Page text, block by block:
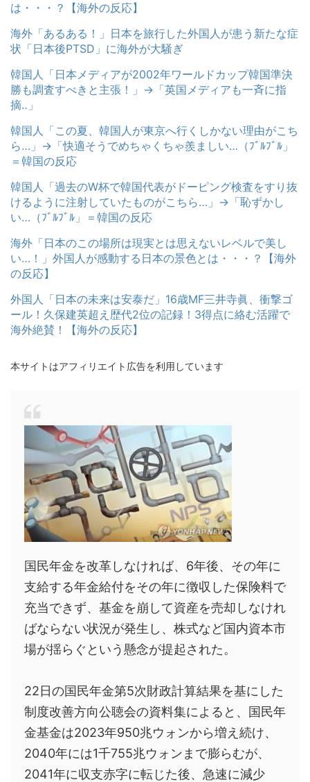
は・・・？【海外の反応】
海外「あるある！」日本を旅行した外国人が患う新たな症
状「日本後PTSD」に海外が大騒ぎ
韓国人「日本メディアが2002年ワールドカップ韓国準決
勝も調査すべきと主張！」→「英国メディアも一斉に指
摘‥」
韓国人「この夏、韓国人が東京へ行くしかない理由がこち
ら…」→「快適そうでめちゃくちゃ羨ましい…（ﾌﾞﾙﾌﾞﾙ」
＝韓国の反応
韓国人「過去のW杯で韓国代表がドーピング検査をすり抜
けるように注射していたものがこちら…」→「恥ずかし
い…（ﾌﾞﾙﾌﾞﾙ」＝韓国の反応
海外「日本のこの場所は現実とは思えないレベルで美し
い…！」外国人が感動する日本の景色とは・・・？【海外
の反応】
外国人「日本の未来は安泰だ」16歳MF三井寺眞、衝撃ゴ
ール！久保建英超え歴代2位の記録！3得点に絡む活躍で
海外絶賛！【海外の反応】
本サイトはアフィリエイト広告を利用しています
国民年金を改革しなければ、6年後、その年に
支給する年金給付をその年に徴収した保険料で
充当できず、基金を崩して資産を売却しなけれ
ばならない状況が発生し、株式など国内資本市
場が揺らぐという懸念が提起された。
22日の国民年金第5次財政計算結果を基にした
制度改善方向公聴会の資料集によると、国民年
金基金は2023年950兆ウォンから増え続け、
2040年には1千755兆ウォンまで膨らむが、
2041年に収支赤字に転じた後、急速に減少